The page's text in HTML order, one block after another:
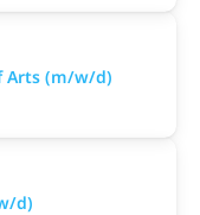
Arts (m/w/d)
d)